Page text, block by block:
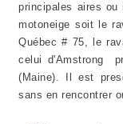
principales aires
motoneige soit le
Québec # 75, le
celui d'Amstrong
(Maine). Il est
sans en rencontrer